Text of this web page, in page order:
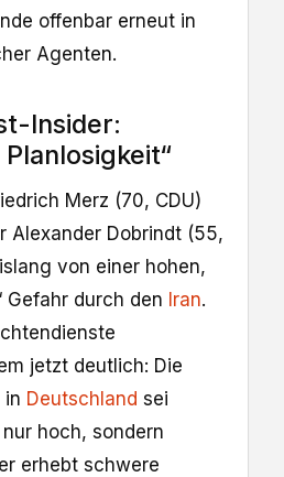
offenbar erneut in
Agenten.
Insider:
Merz (70, CDU)
Alexander Dobrindt (55,
von einer hohen,
Gefahr durch den Iran.
jetzt deutlich: Die
in Deutschland sei
hoch, sondern
erhebt schwere